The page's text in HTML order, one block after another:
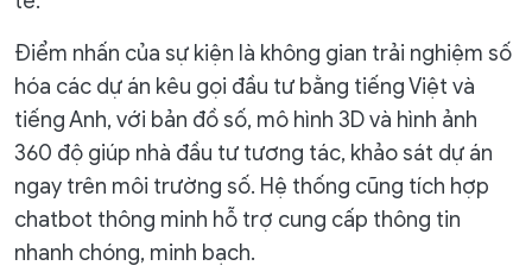
Điểm nhấn của sự kiện là không gian trải nghiệm số
hóa các dự án kêu gọi đầu tư bằng tiếng Việt và
tiếng Anh, với bản đồ số, mô hình 3D và hình ảnh
360 độ giúp nhà đầu tư tương tác, khảo sát dự án
ngay trên môi trường số. Hệ thống cũng tích hợp
chatbot thông minh hỗ trợ cung cấp thông tin
nhanh chóng, minh bạch.